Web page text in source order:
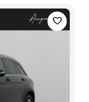
favorite